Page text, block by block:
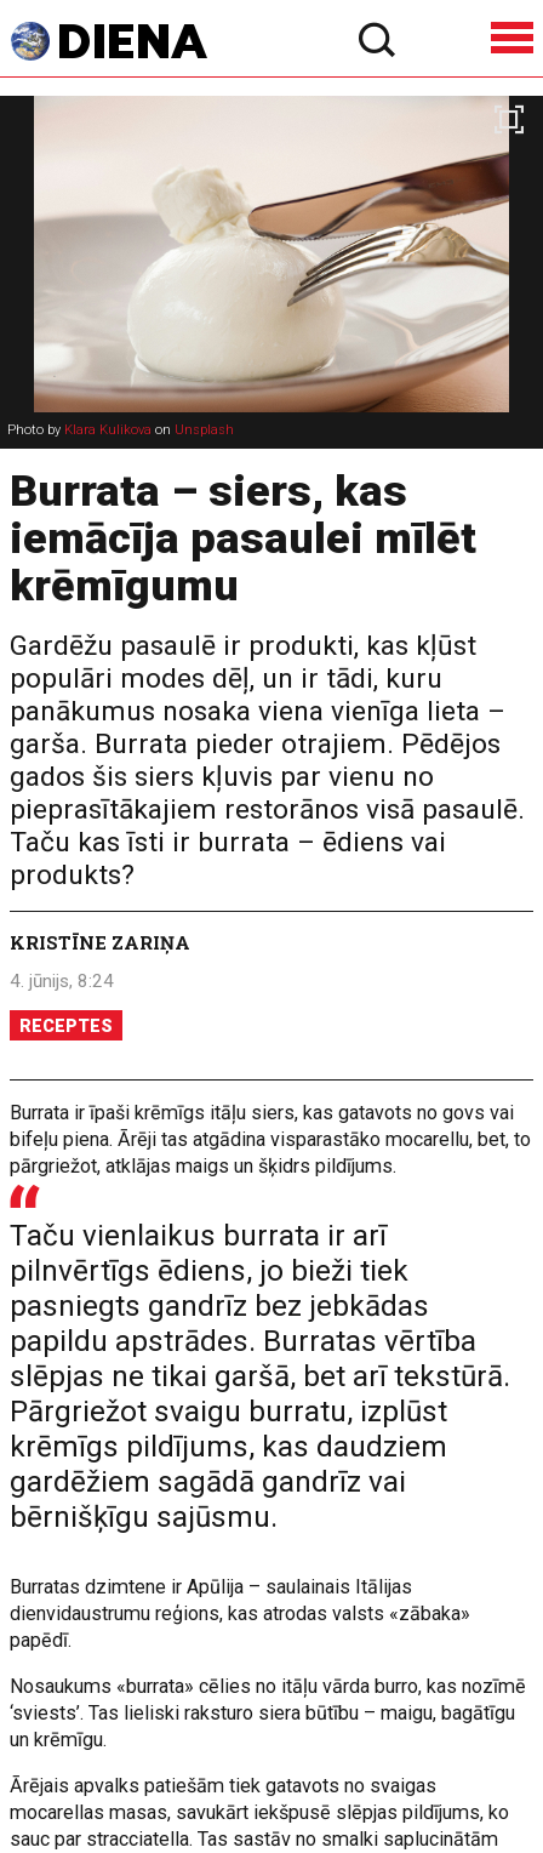
Photo by Klara Kulikova on Unsplash
Burrata – siers, kas
iemācīja pasaulei mīlēt
krēmīgumu
Gardēžu pasaulē ir produkti, kas kļūst
populāri modes dēļ, un ir tādi, kuru
panākumus nosaka viena vienīga lieta –
garša. Burrata pieder otrajiem. Pēdējos
gados šis siers kļuvis par vienu no
pieprasītākajiem restorānos visā pasaulē.
Taču kas īsti ir burrata – ēdiens vai
produkts?
KRISTĪNE ZARIŅA
4. jūnijs, 8:24
RECEPTES
Burrata ir īpaši krēmīgs itāļu siers, kas gatavots no govs vai
bifeļu piena. Ārēji tas atgādina visparastāko mocarellu, bet, to
pārgriežot, atklājas maigs un šķidrs pildījums.
Taču vienlaikus burrata ir arī
pilnvērtīgs ēdiens, jo bieži tiek
pasniegts gandrīz bez jebkādas
papildu apstrādes. Burratas vērtība
slēpjas ne tikai garšā, bet arī tekstūrā.
Pārgriežot svaigu burratu, izplūst
krēmīgs pildījums, kas daudziem
gardēžiem sagādā gandrīz vai
bērnišķīgu sajūsmu.
Burratas dzimtene ir Apūlija – saulainais Itālijas
dienvidaustrumu reģions, kas atrodas valsts «zābaka»
papēdī.
Nosaukums «burrata» cēlies no itāļu vārda burro, kas nozīmē
‘sviests’. Tas lieliski raksturo siera būtību – maigu, bagātīgu
un krēmīgu.
Ārējais apvalks patiešām tiek gatavots no svaigas
mocarellas masas, savukārt iekšpusē slēpjas pildījums, ko
sauc par stracciatella. Tas sastāv no smalki saplucinātām